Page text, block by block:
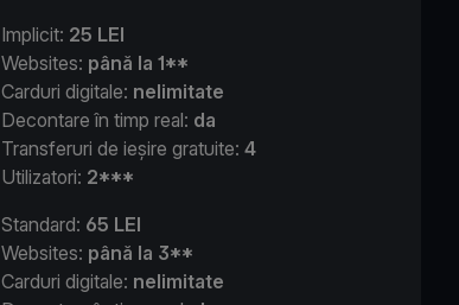
Implicit: 25 LEI
Websites: până la 1**
Carduri digitale: nelimitate
Decontare în timp real: da
Transferuri de ieșire gratuite: 4
Utilizatori: 2***
Standard: 65 LEI
Websites: până la 3**
Carduri digitale: nelimitate